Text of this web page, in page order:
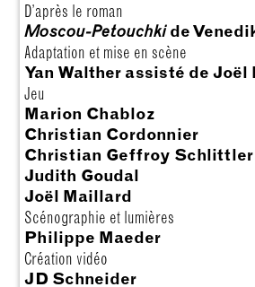
D’après le roman
Moscou-Petouchkide
Adaptation et mise en scène
Yan Walther assisté de
Jeu
Marion Chabloz
Christian Cordonnier
Christian Geffroy Schlittler
Judith Goudal
Joël Maillard
Scénographie et lumières
Philippe Maeder
Création vidéo
JD Schneider